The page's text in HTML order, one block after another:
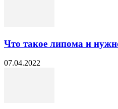
Что такое липома и
07.04.2022